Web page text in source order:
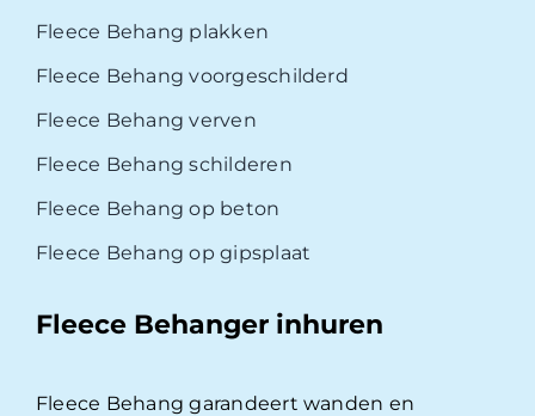
Fleece Behang plakken
Fleece Behang voorgeschilderd
Fleece Behang verven
Fleece Behang schilderen
Fleece Behang op beton
Fleece Behang op gipsplaat
Fleece Behanger inhuren
Fleece Behang garandeert wanden en